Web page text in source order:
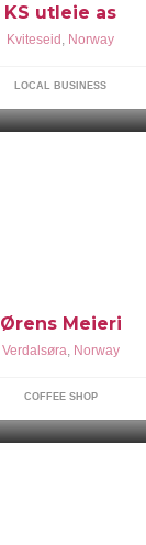
KS utleie as
Kviteseid , Norway
LOCAL BUSINESS
Ørens Meieri
Verdalsøra, Norway
COFFEE SHOP